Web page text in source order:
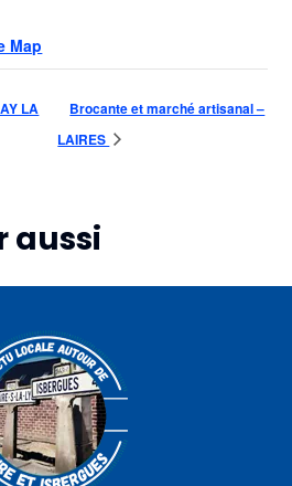
Map
LA
Brocante et marché artisanal –
LAIRES
aussi
Marché
nocturne
–
BLARINGHEM
Plus d'informations